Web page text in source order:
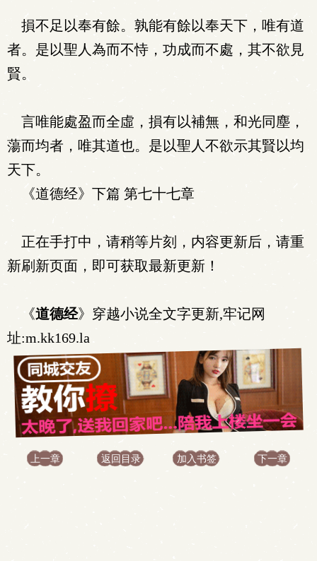
損不足以奉有餘。孰能有餘以奉天下，唯有道
者。是以聖人為而不恃，功成而不處，其不欲見
賢。
言唯能處盈而全虛，損有以補無，和光同塵，
蕩而均者，唯其道也。是以聖人不欲示其賢以均
天下。
《道德经》下篇 第七十七章
正在手打中，请稍等片刻，内容更新后，请重
新刷新页面，即可获取最新更新！
《道德经》穿越小说全文字更新,牢记网
址:m.kk169.la
上一章 返回目录 加入书签 下一章